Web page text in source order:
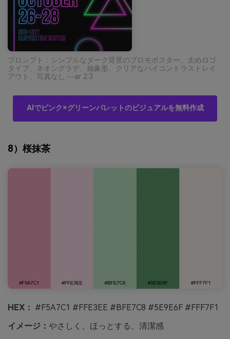
プロンプト：シンプルなダーク背景のプロモポスター、太めロゴ
タイプ、ネオングラデ、抽象形、クリアなハイコントラストレイ
アウト、写真なし --ar 2:3
AIでピンク×グリーンパレットのビジュアルを無料作成
8）桜抹茶
HEX： #F5A7C1 #FFE3EE #BFE7C8 #5E9E6F #FFF7F1
イメージ： やさしく、ほっとする、清潔感